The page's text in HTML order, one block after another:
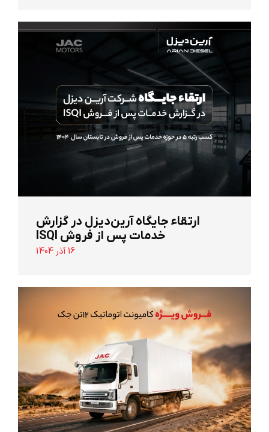
ارتقاء جایگاه آرین‌دیزل در گزارش
خدمات پس از فروش ISQI
16 آذر 1404